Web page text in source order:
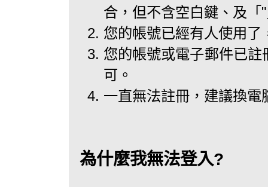
合，但不含空白鍵、及「
您的帳號已經有人使用
您的帳號或電子郵件已
可。
一直無法註冊，建議換
為什麼我無法登入?